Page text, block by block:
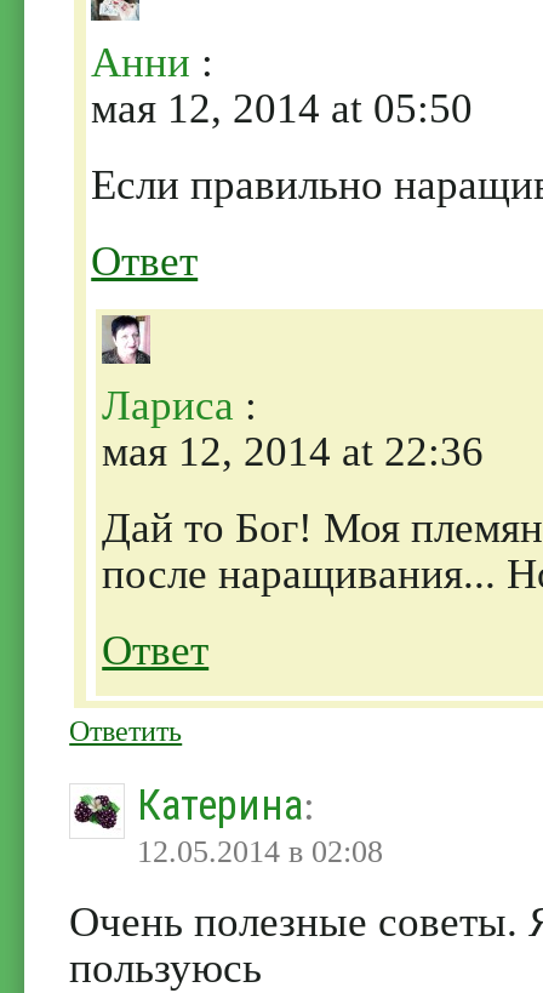
Анни :
мая 12, 2014 at 05:50
Если правильно
Ответ
Лариса :
мая 12, 2014 at 22:36
Дай то Бог! Моя
после наращивания...
Ответ
Ответить
Катерина:
12.05.2014 в 02:08
Очень полезные советы.
пользуюсь